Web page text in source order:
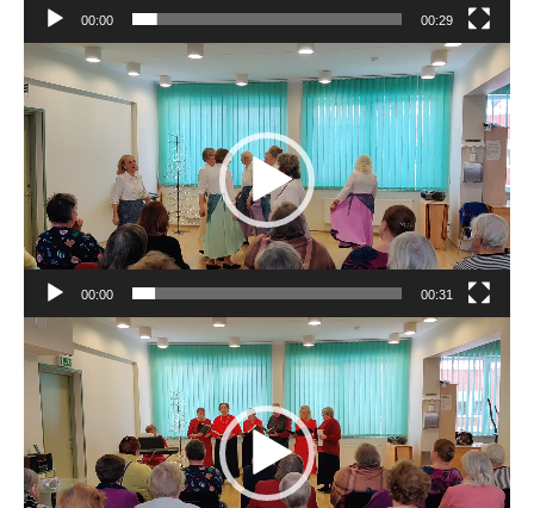
00:00 00:29
Videoesitaja
00:00 00:31
Videoesitaja